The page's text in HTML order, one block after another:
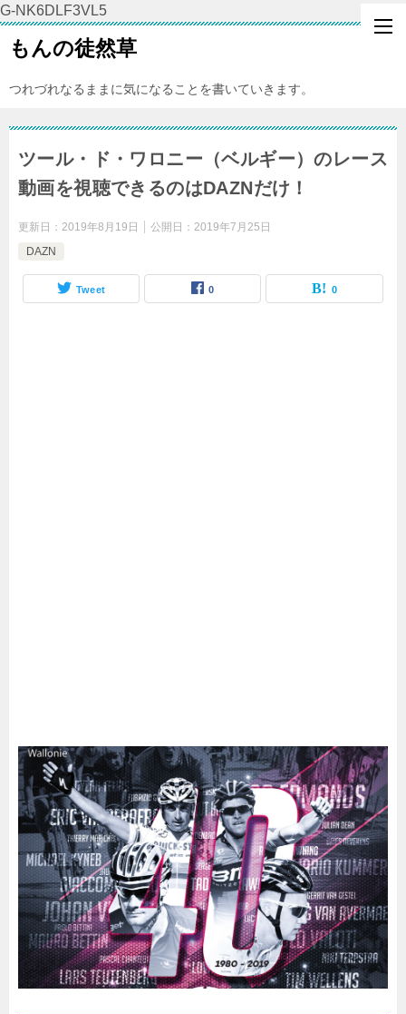
G-NK6DLF3VL5
もんの徒然草
つれづれなるままに気になることを書いていきます。
ツール・ド・ワロニー（ベルギー）のレース
動画を視聴できるのはDAZNだけ！
更新日： 2019年8月19日 公開日： 2019年7月25日
DAZN
Tweet 0 0